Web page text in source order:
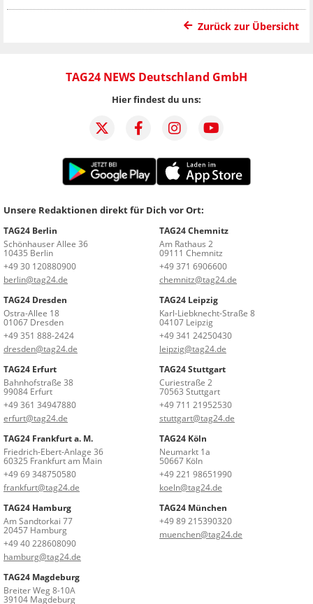
Zurück zur Übersicht
TAG24 NEWS Deutschland GmbH
Hier findest du uns:
Unsere Redaktionen direkt für Dich vor Ort:
TAG24 Berlin
Schönhauser Allee 36
10435 Berlin
+49 30 120880900
berlin@tag24.de
TAG24 Chemnitz
Am Rathaus 2
09111 Chemnitz
+49 371 6906600
chemnitz@tag24.de
TAG24 Dresden
Ostra-Allee 18
01067 Dresden
+49 351 888-2424
dresden@tag24.de
TAG24 Leipzig
Karl-Liebknecht-Straße 8
04107 Leipzig
+49 341 24250430
leipzig@tag24.de
TAG24 Erfurt
Bahnhofstraße 38
99084 Erfurt
+49 361 34947880
erfurt@tag24.de
TAG24 Stuttgart
Curiestraße 2
70563 Stuttgart
+49 711 21952530
stuttgart@tag24.de
TAG24 Frankfurt a. M.
Friedrich-Ebert-Anlage 36
60325 Frankfurt am Main
+49 69 348750580
frankfurt@tag24.de
TAG24 Köln
Neumarkt 1a
50667 Köln
+49 221 98651990
koeln@tag24.de
TAG24 Hamburg
Am Sandtorkai 77
20457 Hamburg
+49 40 228608090
hamburg@tag24.de
TAG24 München
+49 89 215390320
muenchen@tag24.de
TAG24 Magdeburg
Breiter Weg 8-10A
39104 Magdeburg